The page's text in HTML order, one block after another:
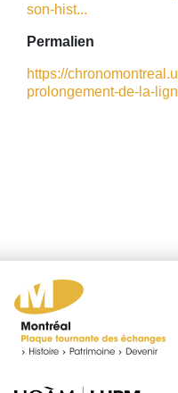
son-hist...
Permalien
https://
prolongement-de-la-